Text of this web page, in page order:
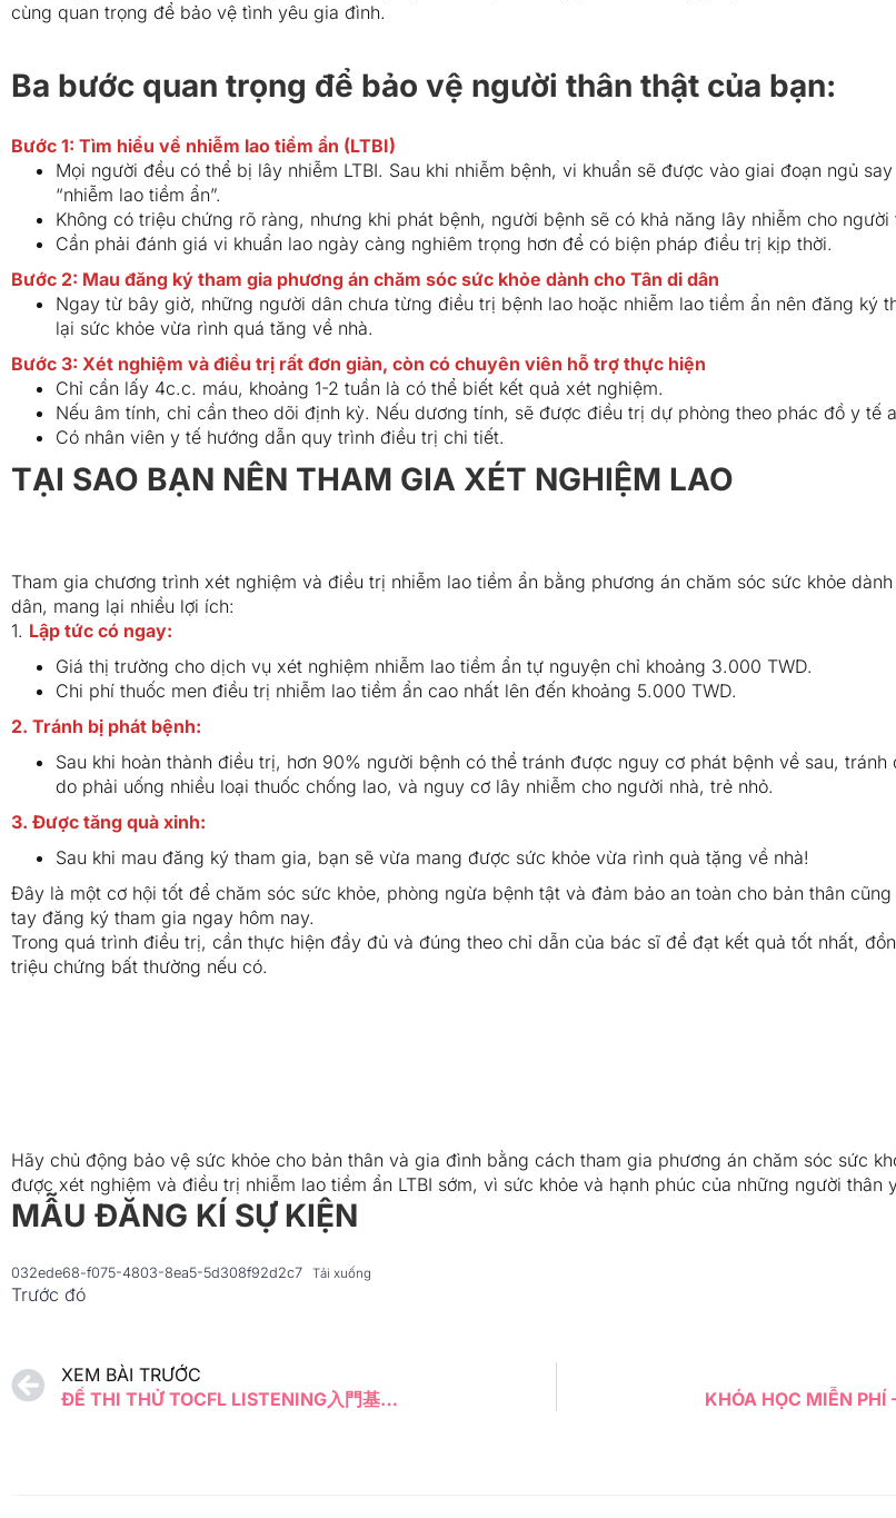
cùng quan trọng để bảo vệ tình yêu gia đình.
Ba bước quan trọng để bảo vệ người thân thật của bạn:
Bước 1: Tìm hiểu về nhiễm lao tiềm ẩn (LTBI)
Mọi người đều có thể bị lây nhiễm LTBI. Sau khi nhiễm bệnh, vi khuẩn sẽ được vào giai đoạn ngủ
“nhiễm lao tiềm ẩn”.
Không có triệu chứng rõ ràng, nhưng khi phát bệnh, người bệnh sẽ có khả năng lây nhiễm cho
Cần phải đánh giá vi khuẩn lao ngày càng nghiêm trọng hơn để có biện pháp điều trị kịp thời.
Bước 2: Mau đăng ký tham gia phương án chăm sóc sức khỏe dành cho Tân di dân
Ngay từ bây giờ, những người dân chưa từng điều trị bệnh lao hoặc nhiễm lao tiềm ẩn nên đăng ký
lại sức khỏe vừa rình quá tăng về nhà.
Bước 3: Xét nghiệm và điều trị rất đơn giản, còn có chuyên viên hỗ trợ thực hiện
Chỉ cần lấy 4c.c. máu, khoảng 1-2 tuần là có thể biết kết quả xét nghiệm.
Nếu âm tính, chỉ cần theo dõi định kỳ. Nếu dương tính, sẽ được điều trị dự phòng theo phác đồ y tế
Có nhân viên y tế hướng dẫn quy trình điều trị chi tiết.
TẠI SAO BẠN NÊN THAM GIA XÉT NGHIỆM LAO
Tham gia chương trình xét nghiệm và điều trị nhiễm lao tiềm ẩn bằng phương án chăm sóc sức khỏe
dân, mang lại nhiều lợi ích:
1. Lập tức có ngay:
Giá thị trường cho dịch vụ xét nghiệm nhiễm lao tiềm ẩn tự nguyện chỉ khoảng 3.000 TWD.
Chi phí thuốc men điều trị nhiễm lao tiềm ẩn cao nhất lên đến khoảng 5.000 TWD.
2. Tránh bị phát bệnh:
Sau khi hoàn thành điều trị, hơn 90% người bệnh có thể tránh được nguy cơ phát bệnh về sau,
do phải uống nhiều loại thuốc chống lao, và nguy cơ lây nhiễm cho người nhà, trẻ nhỏ.
3. Được tăng quà xinh:
Sau khi mau đăng ký tham gia, bạn sẽ vừa mang được sức khỏe vừa rình quà tặng về nhà!
Đây là một cơ hội tốt để chăm sóc sức khỏe, phòng ngừa bệnh tật và đảm bảo an toàn cho bản thân
tay đăng ký tham gia ngay hôm nay.
Trong quá trình điều trị, cần thực hiện đầy đủ và đúng theo chỉ dẫn của bác sĩ để đạt kết quả tốt nhất,
triệu chứng bất thường nếu có.
Hãy chủ động bảo vệ sức khỏe cho bản thân và gia đình bằng cách tham gia phương án chăm sóc sức
được xét nghiệm và điều trị nhiễm lao tiềm ẩn LTBI sớm, vì sức khỏe và hạnh phúc của những người thân
MẪU ĐĂNG KÍ SỰ KIỆN
032ede68-f075-4803-8ea5-5d308f92d2c7 Tải xuống
Trước đó
XEM BÀI TRƯỚC
ĐỀ THI THỬ TOCFL LISTENING入門基礎級 Mock Test Band A (Đề 2)